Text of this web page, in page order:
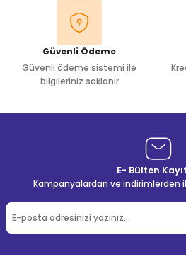
Güvenli Ödeme
Güvenli ödeme sistemi ile
bilgileriniz saklanır
E- Bülten
Kampanyalardan ve indirimlerden